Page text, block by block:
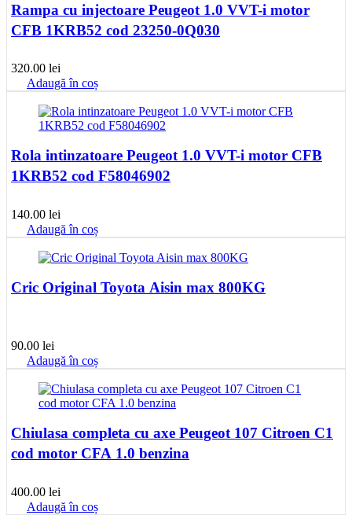
Rampa cu injectoare Peugeot 1.0 VVT-i motor
CFB 1KRB52 cod 23250-0Q030
320.00 lei
Adaugă în coș
Rola intinzatoare Peugeot 1.0 VVT-i motor CFB
1KRB52 cod F58046902
140.00 lei
Adaugă în coș
Cric Original Toyota Aisin max 800KG
90.00 lei
Adaugă în coș
Chiulasa completa cu axe Peugeot 107 Citroen C1
cod motor CFA 1.0 benzina
400.00 lei
Adaugă în coș